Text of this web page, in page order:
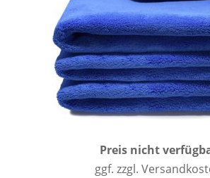
Preis nicht
ggf. zzgl.